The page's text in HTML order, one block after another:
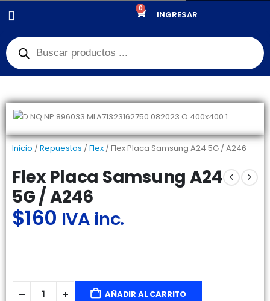
0
INGRESAR
Inicio /Repuestos /Flex / Flex Placa Samsung A24 5G / A246
Flex Placa Samsung A24
5G / A246
$160 IVA inc.
AÑADIR AL CARRITO